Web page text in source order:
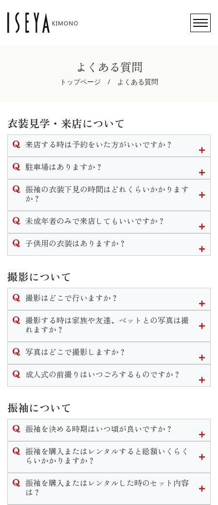
よくある質問
トップページ よくある質問
衣装見学・来店について
来店する時は予約をいた方がいいですか？
ご予約無しでのご来店も可能ですが、ご予約のお客様を優先
的にご案内させて頂きますのでお待ちいただく場合がござい
可能な限りご予約をいただきます様お願い致します。
なお、ご予約はこのHP内かお電話にて承ります。
駐車場はありますか？
店頭前にある駐車スペースと店舗裏側にも大型駐車場がござ
います。
振袖の衣装下見の時間はどれくらいかかります
か？
振袖下見の流れは
プラン説明→振袖選び→トータルコーディネート
ります。
未成年者のみで来店してもいいですか？
衣装の下見やプランの説明であればお嬢様ご本人様のみのご
来店も大歓迎です。
子供用の衣装はありますか？
七五三用の衣装になりますので和装になります。
七五三の詳しいプランはHP内の七五三ページをご覧頂くか店
舗までお問い合わせください。
撮影について
撮影はどこで行いますか？
スタジオが当館２階にございますのでそこで撮影します。
また、スタジオへは階段を登って移動していただく為車椅子
致します。
撮影する時は家族や友達、ペットとの写真は撮
れますか？
当店では家族撮影はもちろんペットとの撮影もできます。
家族和装プランや兄妹和装プラン等豊富にご用意しておりま
なお家族撮影等の希望がある場合はご予約時にお申し付けく
写真はどこで撮影しますか？
いせやきもの館に併設されているスタジオにて撮影を行いま
す。
成人式の前撮りはいつごろするものですか？
スタジオは予約制となっており年中撮影可能となっておりま
すので時期や曜日、時間はお客様の御都合に合わせて行うこ
とができます。
なお水・木・年末年始は休館日となりますのでご了承くださ
振袖について
振袖を決める時期はいつ頃が良いですか？
近年振袖選びの時期が早まってきている傾向にあります。
当店では高校３年生の夏休み〜春休みの間に決めるお客様が
決める時期に正解はございませんが早めに動き出すことで豊
富な色柄から選べたり、式当日の支度時間が良い時間を選べ
振袖を購入またはレンタルすると総額いくらく
らいかかりますか？
当店での振袖一式の価格は購入の場合30万〜40万、レンタル
の場合15万〜20万が平均的な価格となっております。お選び
振袖を購入またはレンタルした時のセット内容
は？